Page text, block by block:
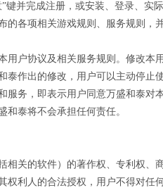
并完成注册，或安装、登录、实
各项相关游戏规则、服务规则，
户协议及相关服务规则。修改本
作出的修改，用户可以主动停止
务，即表示用户同意万盛和泰对
泰将不会承担任何责任。
关的软件）的著作权、专利权、
利人的合法授权，用户不得对任